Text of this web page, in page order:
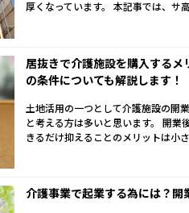
厚くなっています。 本記事では、サ
居抜きで介護施設を購入する
の条件についても解説します！
土地活用の一つとして介護施設の開
と考える方は多いと思います。 開業
きるだけ抑えることのメリットは小さ
介護事業で起業する為には？